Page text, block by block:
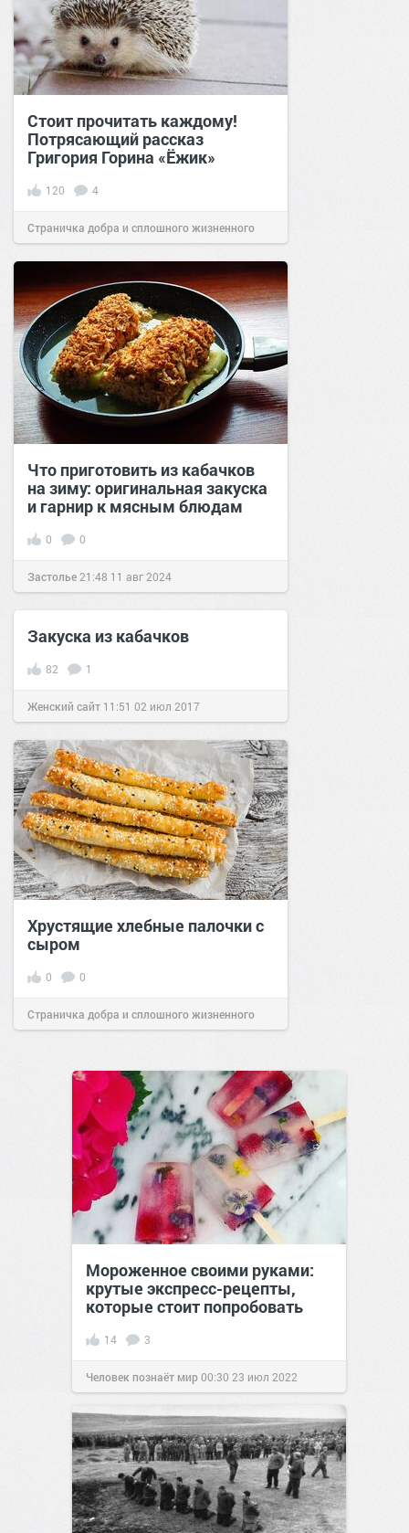
Стоит прочитать каждому!
Потрясающий рассказ
Григория Горина «Ёжик»
120 4
Страничка добра и сплошного жизненного
позитива!13:4230 июн 2022
Что приготовить из кабачков
на зиму: оригинальная закуска
и гарнир к мясным блюдам
0 0
Застолье 21:48 11 авг 2024
Закуска из кабачков
82 1
Женский сайт 11:51 02 июл 2017
Хрустящие хлебные палочки с
сыром
0 0
Страничка добра и сплошного жизненного
Мороженное своими руками:
крутые экспресс-рецепты,
которые стоит попробовать
14 3
Человек познаёт мир00:30 23 июл 2022